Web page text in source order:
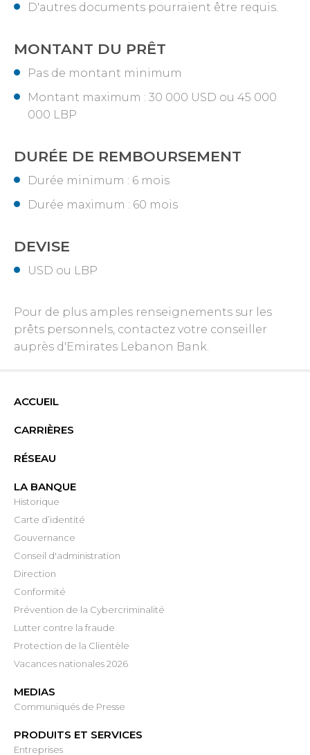
D'autres documents pourraient être requis.
MONTANT DU PRÊT
Pas de montant minimum
Montant maximum : 30 000 USD ou 45 000
000 LBP
DURÉE DE REMBOURSEMENT
Durée minimum : 6 mois
Durée maximum : 60 mois
DEVISE
USD ou LBP
Pour de plus amples renseignements sur les
prêts personnels, contactez votre conseiller
auprès d'Emirates Lebanon Bank.
ACCUEIL
CARRIÈRES
RÉSEAU
LA BANQUE
Historique
Carte d’identité
Gouvernance
Conseil d'administration
Direction
Conformité
Prévention de la Cybercriminalité
Lutter contre la fraude
Protection de la Clientèle
Vacances nationales 2026
MEDIAS
Communiqués de Presse
PRODUITS ET SERVICES
Entreprises